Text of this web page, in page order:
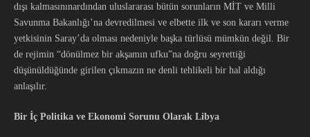
dışı kalmasınınardından uluslararası bütün sorunların MİT ve Milli
Savunma Bakanlığı’na devredilmesi ve elbette ilk ve son kararı verme
yetkisinin Saray’da olması nedeniyle başka türlüsü mümkün değil. Bir
de rejimin “dönülmez bir akşamın ufku”na doğru seyrettiği
düşünüldüğünde girilen çıkmazın ne denli tehlikeli bir hal aldığı
anlaşılır.
Bir İç Politika ve Ekonomi Sorunu Olarak Libya